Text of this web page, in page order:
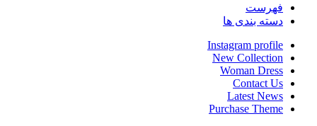
فهرست
دسته بندی ها
Instagram profile
New Collection
Woman Dress
Contact Us
Latest News
Purchase Theme